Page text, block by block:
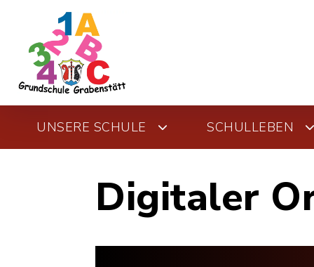
UNSERE SCHULE SCHULLEBEN
Digitaler